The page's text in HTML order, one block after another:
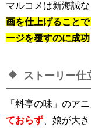
マルコメは新海誠
画を仕上げること
ージを覆すのに成功
ストーリー仕
「料亭の味」のアニ
ておらず 、娘が大